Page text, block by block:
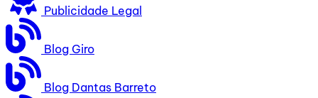
Publicidade Legal
Blog Giro
Blog Dantas Barreto